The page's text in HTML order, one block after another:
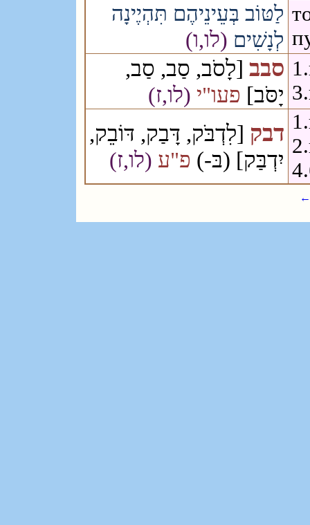
לַטּוֹב בְּעֵינֵיהֶם תִּהְיֶינָה
לְנָשִׁים (לו,ו)
סבב [לָסֹב, סַב, סַב,
יָסֹּב] פעו"י (לו,ז)
דבק [לִדְבֹּק, דָּבַק, דּוֹבֵק,
יִדְבַּק] (בּ-) פ"ע (לו,ז)
←